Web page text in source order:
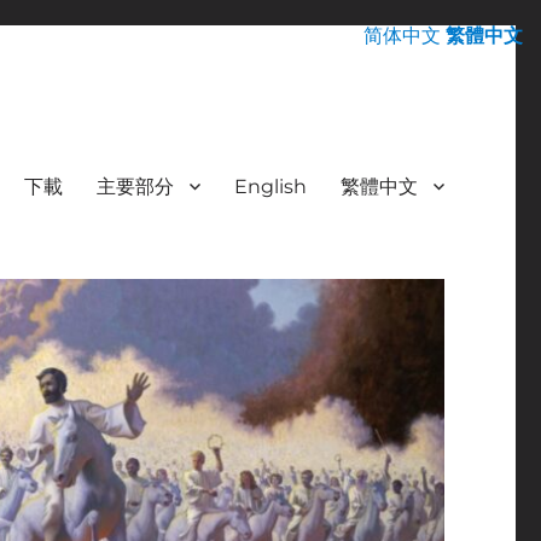
下載 主要部分 English 繁體中文
简体中文 繁體中文